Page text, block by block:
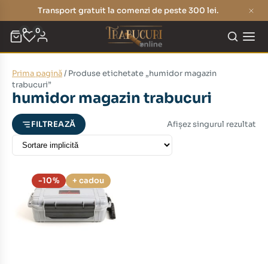
Transport gratuit la comenzi de peste 300 lei.
0 0
Prima pagină/ Produse etichetate „humidor magazin
trabucuri”
humidor magazin trabucuri
FILTREAZĂ Afișez singurul rezultat
-10% + cadou